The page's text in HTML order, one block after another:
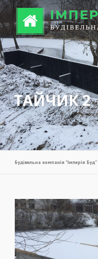
Перейти до вмісту
ТАЙЧИК 2
Будівельна компанія "Імперія Буд"